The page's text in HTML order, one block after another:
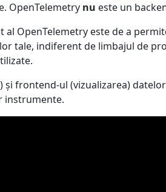
OpenTelemetry nu este un
al OpenTelemetry este de a
tale, indiferent de limbajul de
și frontend-ul (vizualizarea)
instrumente.